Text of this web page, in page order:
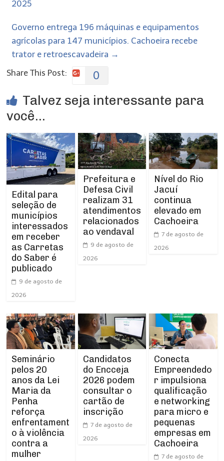
2025
Governo entrega 196 máquinas e equipamentos
agrícolas para 147 municípios. Cachoeira recebe
trator e retroescavadeira →
Share This Post:
0
Talvez seja interessante para
você...
Edital para
seleção de
municípios
interessados
em receber
as Carretas
do Saber é
publicado
9 de agosto de
2026
Prefeitura e
Defesa Civil
realizam 31
atendimentos
relacionados
ao vendaval
9 de agosto de
2026
Nível do Rio
Jacuí
continua
elevado em
Cachoeira
7 de agosto de
2026
Seminário
pelos 20
anos da Lei
Maria da
Penha
reforça
enfrentament
o à violência
contra a
mulher
Candidatos
do Encceja
2026 podem
consultar o
cartão de
inscrição
7 de agosto de
2026
Conecta
Empreendedo
r impulsiona
qualificação
e networking
para micro e
pequenas
empresas em
Cachoeira
7 de agosto de